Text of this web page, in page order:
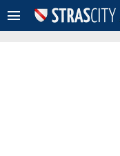
menu